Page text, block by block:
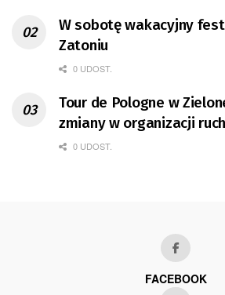
W sobotę wakacyjny
Zatoniu
0 UDOST.
Tour de Pologne w
zmiany w organizacji
0 UDOST.
FACEBOOK